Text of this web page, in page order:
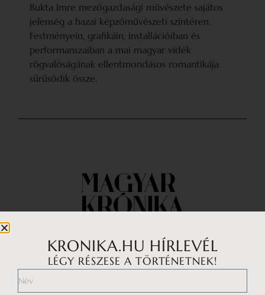
KRONIKA.HU HÍRLEVÉL
LÉGY RÉSZESE A TÖRTÉNETNEK!